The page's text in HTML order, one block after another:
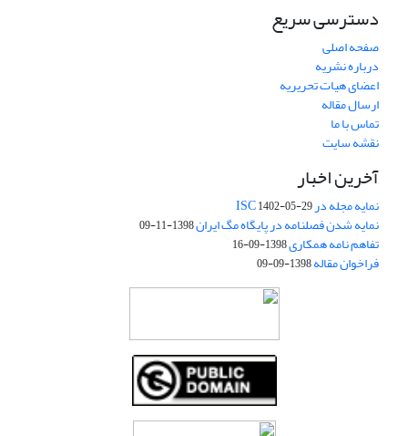
دسترسی سریع
صفحه اصلی
درباره نشریه
اعضای هیات تحریریه
ارسال مقاله
تماس با ما
نقشه سایت
آخرین اخبار
نمایه مجله در ISC1402-05-29
نمایه شدن فصلنامه در پایگاه مگ ایران1398-11-09
تفاهم نامه همکاری1398-09-16
فراخوان مقاله1398-09-09